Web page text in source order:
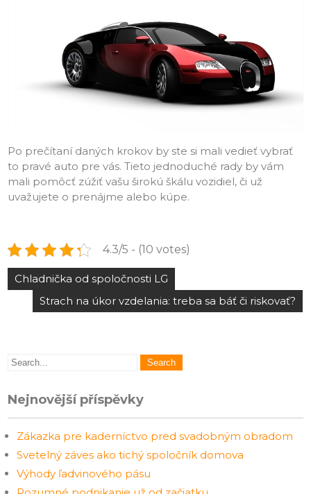
Po prečítaní daných krokov by ste si mali vedieť vybrať
to pravé auto pre vás. Tieto jednoduché rady by vám
mali pomôcť zúžiť vašu širokú škálu vozidiel, či už
uvažujete o prenájme alebo kúpe.
4.3/5 - (10 votes)
Navigace
příspěvek
Chladnička od spoločnosti LG
Strach na úkor vzdelania: treba sa báť či riskovať?
Nejnovější příspěvky
Zákazka pre kaderníctvo pred svadobným obradom
Svetelný záves ako tichý spoločník domova
Výhody ľadvinového pásu